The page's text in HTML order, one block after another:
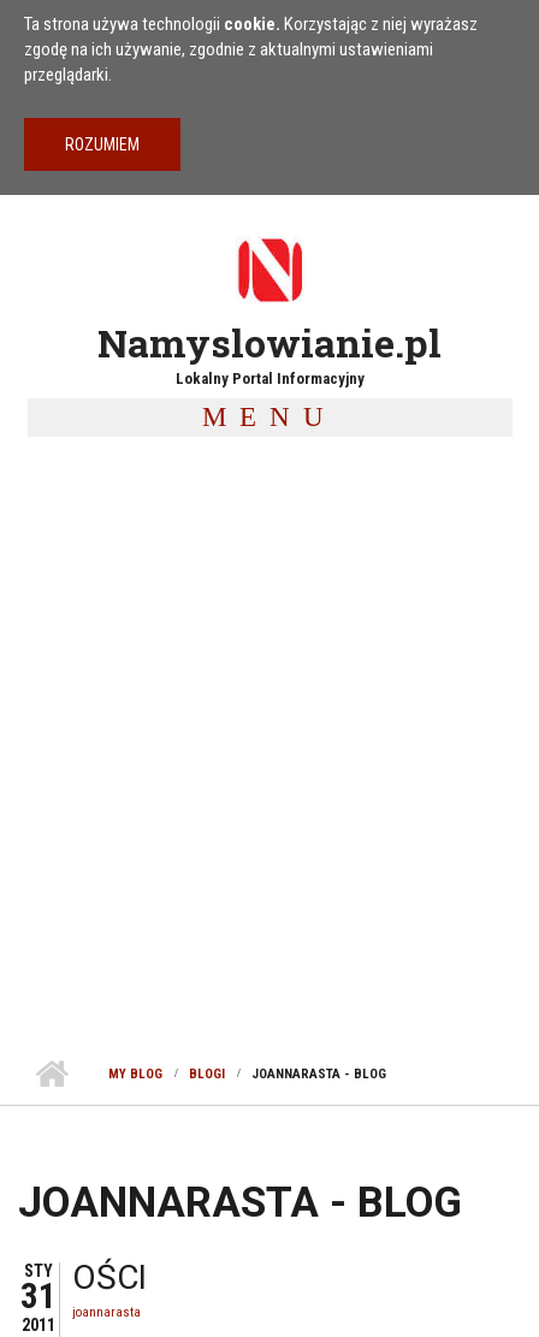
Przejdź do treści
Ta strona używa technologii cookie. Korzystając z niej wyrażasz
zgodę na ich używanie, zgodnie z aktualnymi ustawieniami
przeglądarki.
Namyslowianie.pl
Lokalny Portal Informacyjny
MENU
MY BLOG BLOGI JOANNARASTA - BLOG
JOANNARASTA - BLOG
STY
31
2011
OŚCI
joannarasta